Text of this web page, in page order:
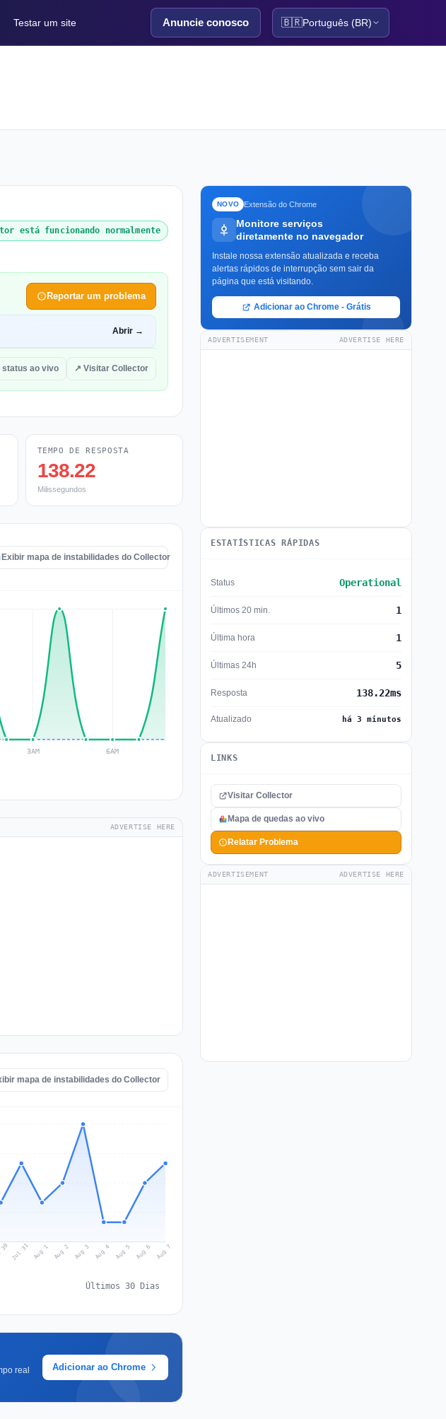
Testar um site Anuncie conosco 🇧🇷Português (BR)
está funcionando normalmente
Reportar um problema
Abrir →
status ao vivo ↗ Visitar Collector
TEMPO DE RESPOSTA
138.22
Milissegundos
Exibir mapa de instabilidades do Collector
ADVERTISE HERE
mapa de instabilidades do Collector
Jul 31 Aug 1 Aug 2 Aug 3 Aug 4 Aug 5 Aug 6 Aug 7
Últimos 30 Dias
real
Adicionar ao Chrome
NOVO Extensão do Chrome
Monitore serviços
diretamente no navegador
Instale nossa extensão atualizada e receba
alertas rápidos de interrupção sem sair da
página que está visitando.
Adicionar ao Chrome - Grátis
ADVERTISEMENT ADVERTISE HERE
ESTATÍSTICAS RÁPIDAS
Status Operational
Últimos 20 min. 1
Última hora 1
Últimas 24h 5
Resposta 138.22ms
Atualizado há 3 minutos
LINKS
Visitar Collector
Mapa de quedas ao vivo
Relatar Problema
ADVERTISEMENT ADVERTISE HERE